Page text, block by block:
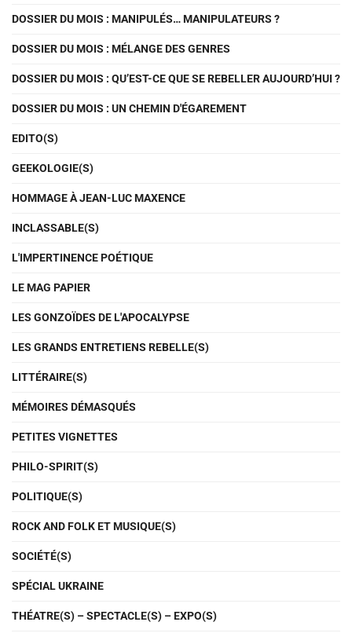
DOSSIER DU MOIS : MANIPULÉS… MANIPULATEURS ?
DOSSIER DU MOIS : MÉLANGE DES GENRES
DOSSIER DU MOIS : QU’EST-CE QUE SE REBELLER AUJOURD’HUI ?
DOSSIER DU MOIS : UN CHEMIN D'ÉGAREMENT
EDITO(S)
GEEKOLOGIE(S)
HOMMAGE À JEAN-LUC MAXENCE
INCLASSABLE(S)
L'IMPERTINENCE POÉTIQUE
LE MAG PAPIER
LES GONZOÏDES DE L'APOCALYPSE
LES GRANDS ENTRETIENS REBELLE(S)
LITTÉRAIRE(S)
MÉMOIRES DÉMASQUÉS
PETITES VIGNETTES
PHILO-SPIRIT(S)
POLITIQUE(S)
ROCK AND FOLK ET MUSIQUE(S)
SOCIÉTÉ(S)
SPÉCIAL UKRAINE
THÉATRE(S) – SPECTACLE(S) – EXPO(S)